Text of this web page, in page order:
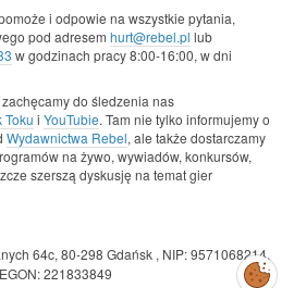
i odpowie na wszystkie pytania,
pod adresem hurt@rebel.pl lub
w godzinach pracy 8:00-16:00, w dni
do śledzenia nas
Toku i YouTubie. Tam nie tylko informujemy o
Wydawnictwa Rebel, ale także dostarczamy
na żywo, wywiadów, konkursów,
szerszą dyskusję na temat gier
64c, 80-298 Gdańsk, NIP: 9571068214,
221833849
Zarządzaj
preferencjami
cookies